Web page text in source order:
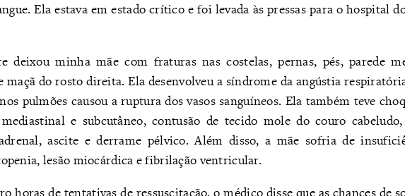
Ela estava em estado crítico e foi levada às pressas para o hospital
deixou minha mãe com fraturas nas costelas, pernas, pés, parede
maçã do rosto direita. Ela desenvolveu a síndrome da angústia
pulmões causou a ruptura dos vasos sanguíneos. Ela também teve
e subcutâneo, contusão de tecido mole do couro
ascite e derrame pélvico. Além disso, a mãe sofria de
lesão miocárdica e fibrilação ventricular.
horas de tentativas de ressuscitação, o médico disse que as chances de